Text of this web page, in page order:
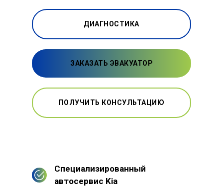
ДИАГНОСТИКА
ЗАКАЗАТЬ ЭВАКУАТОР
ПОЛУЧИТЬ КОНСУЛЬТАЦИЮ
Специализированный
автосервис Kia